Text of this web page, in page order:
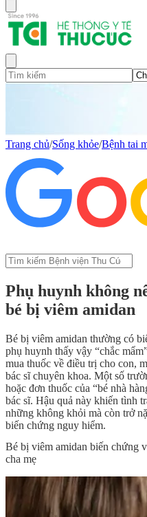
Trang chủ/Sống khỏe/Bệnh tai
Phụ huynh không
bé bị viêm amidan
Bé bị viêm amidan thường có
phụ huynh thấy vậy “chắc
mua thuốc về điều trị cho con,
bác sĩ chuyên khoa. Một số
hoặc đơn thuốc của “bé nhà
bác sĩ. Hậu quả này khiến tình
những không khỏi mà còn trở
biến chứng nguy hiểm.
Bé bị viêm amidan biến chứng
cha mẹ